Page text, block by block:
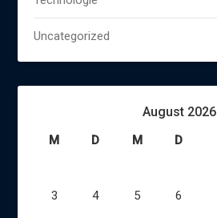
Uncategorized
August 2026
M D M D
3 4 5 6